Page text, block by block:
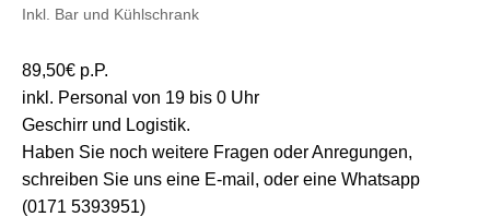
Inkl. Bar und Kühlschrank
89,50€ p.P.
inkl. Personal von 19 bis 0 Uhr
Geschirr und Logistik.
Haben Sie noch weitere Fragen oder Anregungen,
schreiben Sie uns eine E-mail, oder eine Whatsapp
(0171 5393951)